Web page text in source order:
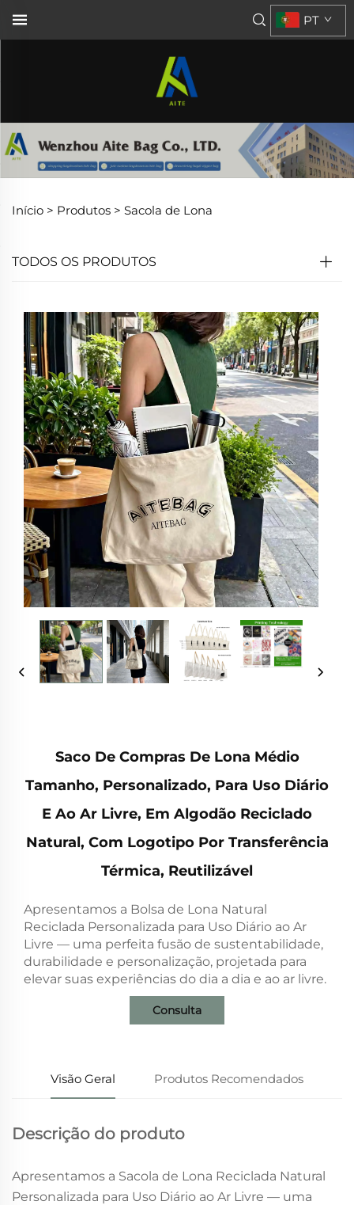
PT
Início > Produtos > Sacola de Lona
TODOS OS PRODUTOS
Saco De Compras De Lona Médio
Tamanho, Personalizado, Para Uso Diário
E Ao Ar Livre, Em Algodão Reciclado
Natural, Com Logotipo Por Transferência
Térmica, Reutilizável
Apresentamos a Bolsa de Lona Natural
Reciclada Personalizada para Uso Diário ao Ar
Livre — uma perfeita fusão de sustentabilidade,
durabilidade e personalização, projetada para
elevar suas experiências do dia a dia e ao ar livre.
Consulta
Visão Geral Produtos Recomendados
Descrição do produto
Apresentamos a Sacola de Lona Reciclada Natural
Personalizada para Uso Diário ao Ar Livre — uma